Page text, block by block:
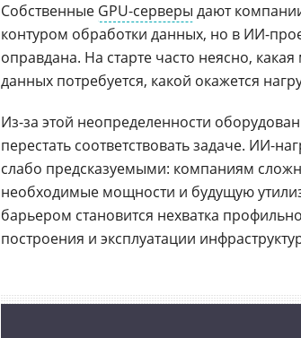
Собственные GPU-серверы дают
контуром обработки данных, но в ИИ-
оправдана. На старте часто неясно,
данных потребуется, какой окажется
Из-за этой неопределенности
перестать соответствовать задаче. ИИ-
слабо предсказуемыми: компаниям
необходимые мощности и будущую
барьером становится нехватка
построения и эксплуатации